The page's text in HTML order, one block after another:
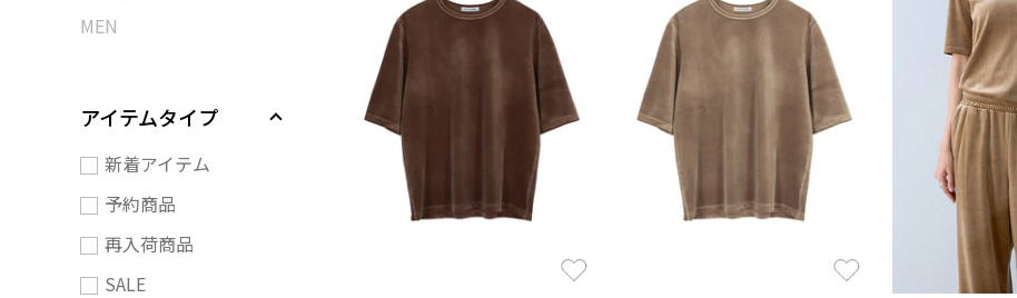
MEN
アイテムタイプ
新着アイテム
予約商品
再入荷商品
SALE